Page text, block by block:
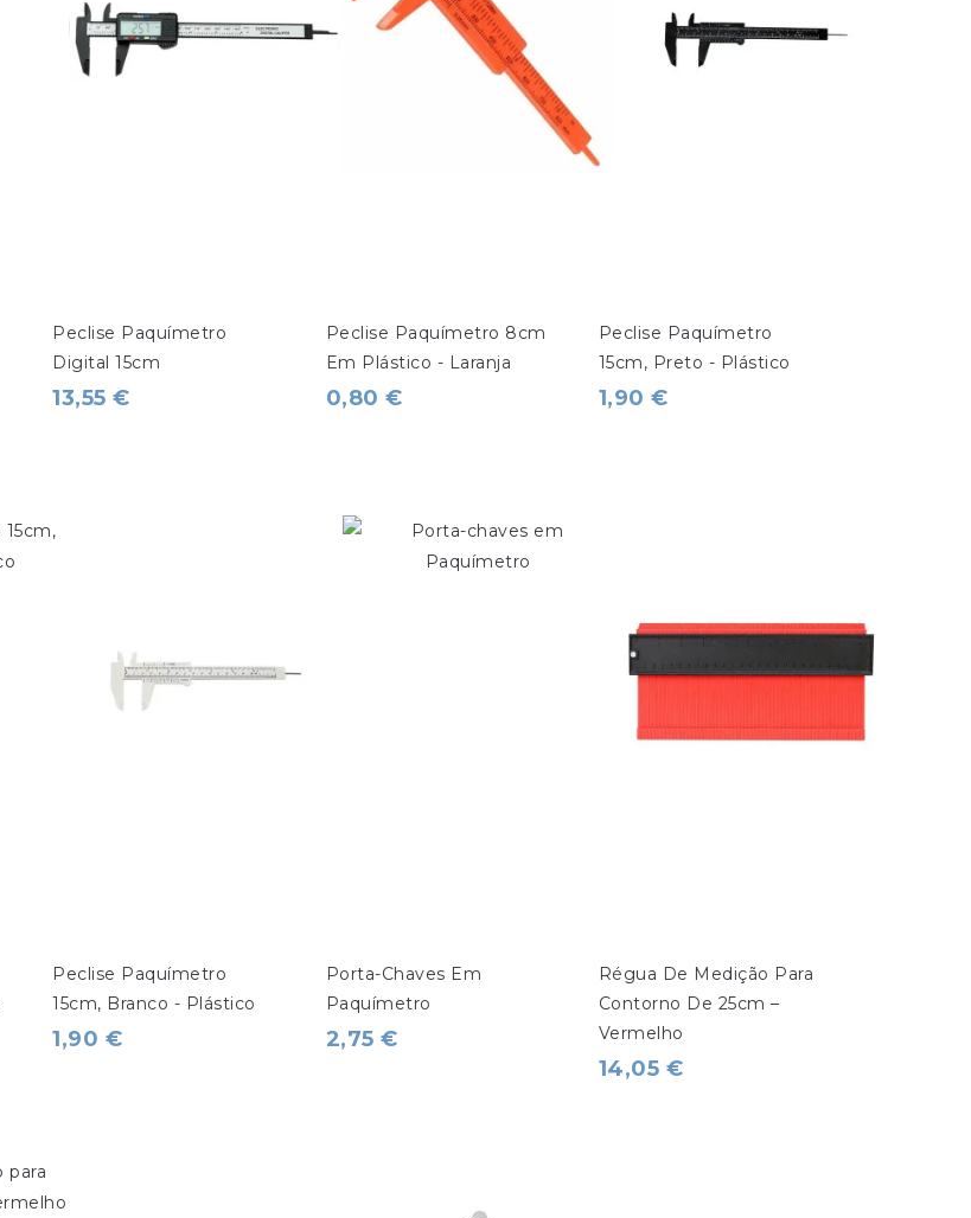
Peclise Paquímetro
Digital 15cm
13,55 €
Peclise Paquímetro 8cm
Em Plástico - Laranja
0,80 €
Peclise Paquímetro
15cm, Preto - Plástico
1,90 €
Peclise Paquímetro
15cm, Branco - Plástico
1,90 €
Porta-Chaves Em
Paquímetro
2,75 €
Régua De Medição Para
Contorno De 25cm –
Vermelho
14,05 €